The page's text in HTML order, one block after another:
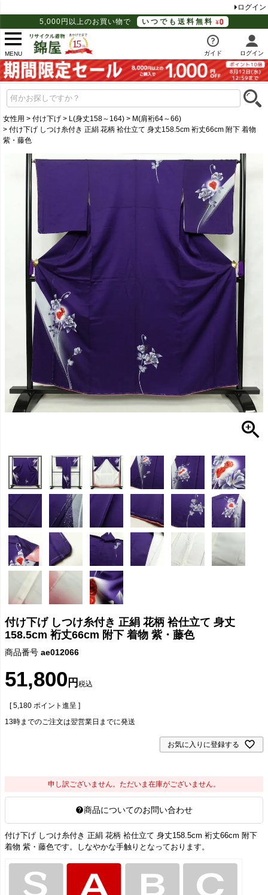
ログイン
5,000円以上のお買い物で
いつでも送料無料
MENU ガイド ログイン
女性用 付け下げ L(身丈158～164)
M(肩裄64～66)
付け下げ しつけ糸付き 正絹 花柄 袷仕立て 身丈158.5cm 裄丈66cm 附下 着物
紫・藤色
付け下げ しつけ糸付き 正絹 花柄 袷仕立て 身丈
158.5cm 裄丈66cm 附下 着物 紫・藤色
商品番号 ae012066
51,800 税込
[ 5,180 ポイント進呈 ]
13時までのご注文は翌営業日までに発送
お気に入りに登録する
申し訳ございません。ただいま在庫がございません。
商品についてのお問い合わせ
付け下げ しつけ糸付き 正絹 花柄 袷仕立て 身丈158.5cm 裄丈66cm 附下
着物 紫・藤色です。しなやかな手触りとなっております。